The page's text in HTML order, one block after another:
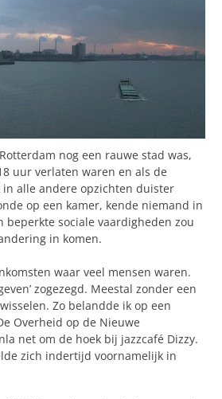
nog een rauwe stad was,
uur verlaten waren en als de
alle andere opzichten duister
op een kamer, kende niemand in
beperkte sociale vaardigheden zou
in komen.
waar veel mensen waren.
zogezegd. Meestal zonder een
Zo belandde ik op een
Overheid op de Nieuwe
net om de hoek bij jazzcafé Dizzy.
zich indertijd voornamelijk in